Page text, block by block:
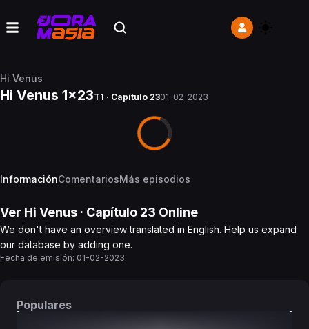
Hi Venus
Hi Venus 1x23T1 · Capítulo 2301-02-2023
InformaciónComentariosMás episodios
Ver Hi Venus · Capítulo 23 Online
We don't have an overview translated in English. Help us expand
our database by adding one.
Fecha de emisión: 01-02-2023
Populares